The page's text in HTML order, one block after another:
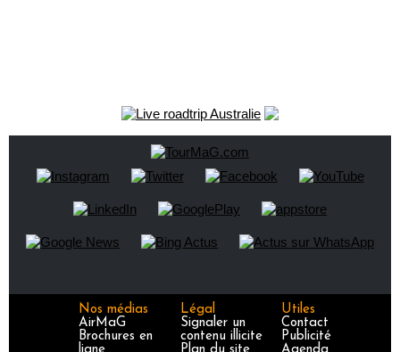
Nos médias
AirMaG
Brochures en
Légal
Signaler un
contenu illicite
Utiles
Contact
Publicité